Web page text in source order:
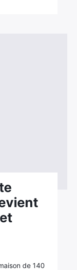
de 140